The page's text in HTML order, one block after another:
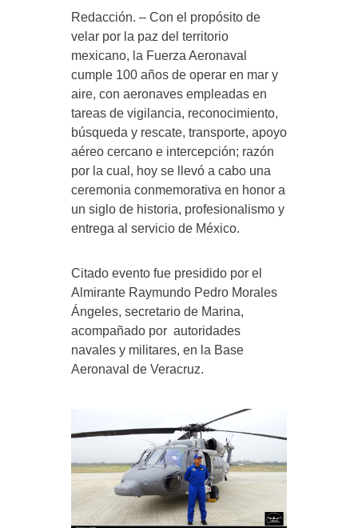
Redacción. – Con el propósito de
velar por la paz del territorio
mexicano, la Fuerza Aeronaval
cumple 100 años de operar en mar y
aire, con aeronaves empleadas en
tareas de vigilancia, reconocimiento,
búsqueda y rescate, transporte, apoyo
aéreo cercano e intercepción; razón
por la cual, hoy se llevó a cabo una
ceremonia conmemorativa en honor a
un siglo de historia, profesionalismo y
entrega al servicio de México.
Citado evento fue presidido por el
Almirante Raymundo Pedro Morales
Ángeles, secretario de Marina,
acompañado por autoridades
navales y militares, en la Base
Aeronaval de Veracruz.